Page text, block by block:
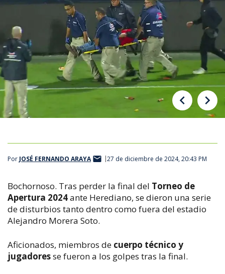
Por JOSÉ FERNANDO ARAYA 27 de diciembre de 2024, 20:43 PM
Bochornoso. Tras perder la final del Torneo de
Apertura 2024ante Herediano, se dieron una serie
de disturbios tanto dentro como fuera del estadio
Alejandro Morera Soto.
Aficionados, miembros de cuerpo técnico y
jugadoresse fueron a los golpes tras la final.